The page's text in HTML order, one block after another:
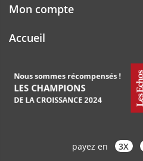
Mon compte
Accueil
payez en 3X